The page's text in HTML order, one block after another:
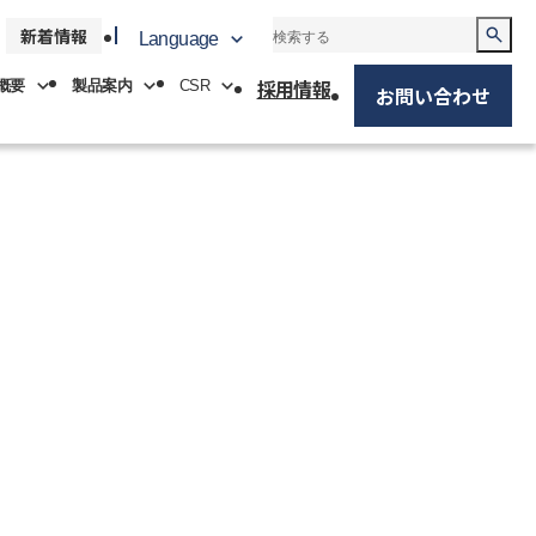
新着情報 Language
要 製品案内 CSR 採用情報 お問い合わせ